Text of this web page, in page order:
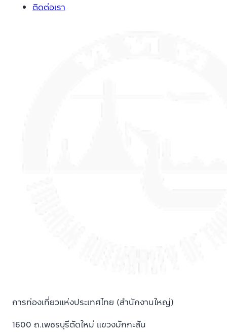
ติดต่อเรา
การท่องเที่ยวแห่งประเทศไทย (สำนักงานใหญ่)
1600 ถ.เพชรบุรีตัดใหม่ แขวงมักกะสัน